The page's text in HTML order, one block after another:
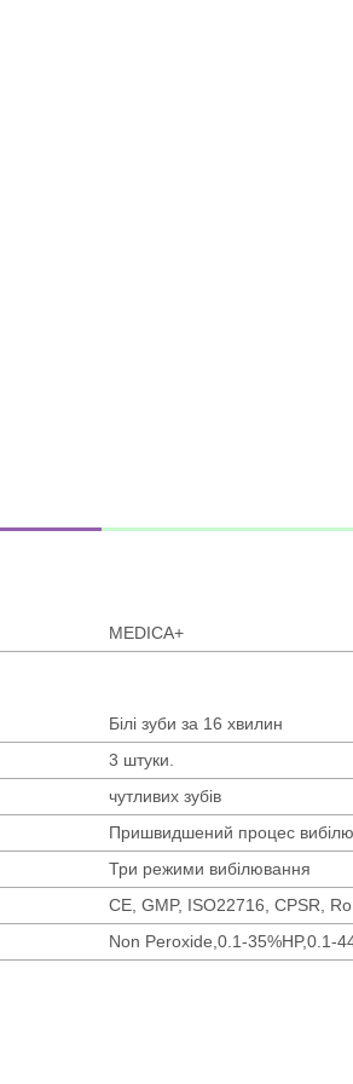
MEDICA+
Білі зуби за 16 хвилин
3 штуки.
чутливих зубів
Пришвидшений процес
Три режими вибілювання
CE, GMP, ISO22716, CPSR,
Non Peroxide,0.1-35%HP,0.1-